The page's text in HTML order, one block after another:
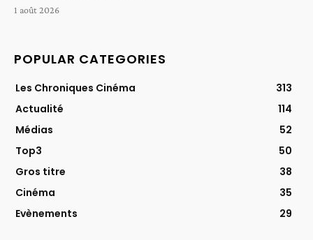
1 août 2026
POPULAR CATEGORIES
Les Chroniques Cinéma
313
Actualité
114
Médias
52
Top3
50
Gros titre
38
Cinéma
35
Evènements
29